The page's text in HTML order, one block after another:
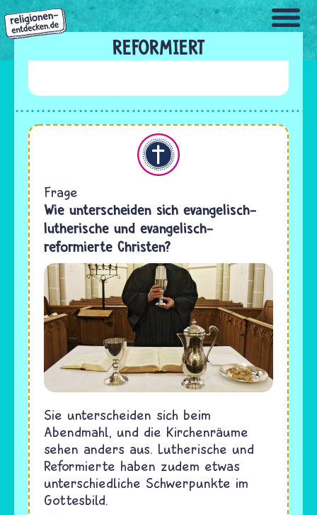
Direkt
zum
Inhalt
REFORMIERT
Christentum
Frage
Wie unterscheiden sich evangelisch-
lutherische und evangelisch-
reformierte Christen?
Sie unterscheiden sich beim
Abendmahl, und die Kirchenräume
sehen anders aus. Lutherische und
Reformierte haben zudem etwas
unterschiedliche Schwerpunkte im
Gottesbild.